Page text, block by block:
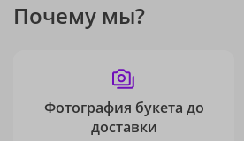
Почему мы?
Фотография букета до
доставки